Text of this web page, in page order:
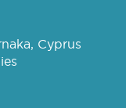
Cyprus